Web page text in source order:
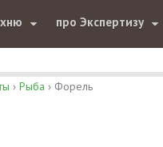
про Экспертизу
› Рыба › Форель